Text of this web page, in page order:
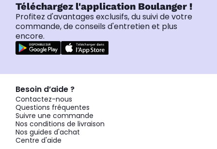
Téléchargez l'application Boulanger !
Profitez d'avantages exclusifs, du suivi de votre
commande, de conseils d'entretien et plus
encore.
Besoin d’aide ?
Contactez-nous
Questions fréquentes
Suivre une commande
Nos conditions de livraison
Nos guides d'achat
Centre d'aide